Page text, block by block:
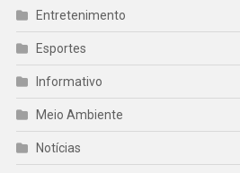
Entretenimento
Esportes
Informativo
Meio Ambiente
Notícias